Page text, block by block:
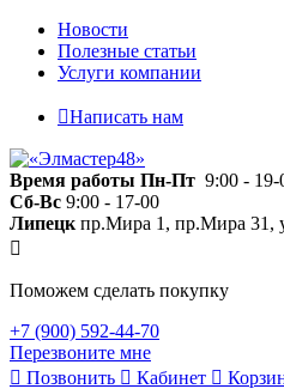
Новости
Полезные статьи
Услуги компании
Написать нам
Время работы Пн-Пт 9:00 - 19-
Сб-Вс 9:00 - 17-00
Липецк пр.Мира 1, пр.Мира 31,
Поможем сделать покупку
+7 (900) 592-44-70
Перезвоните мне
Позвонить
Кабинет